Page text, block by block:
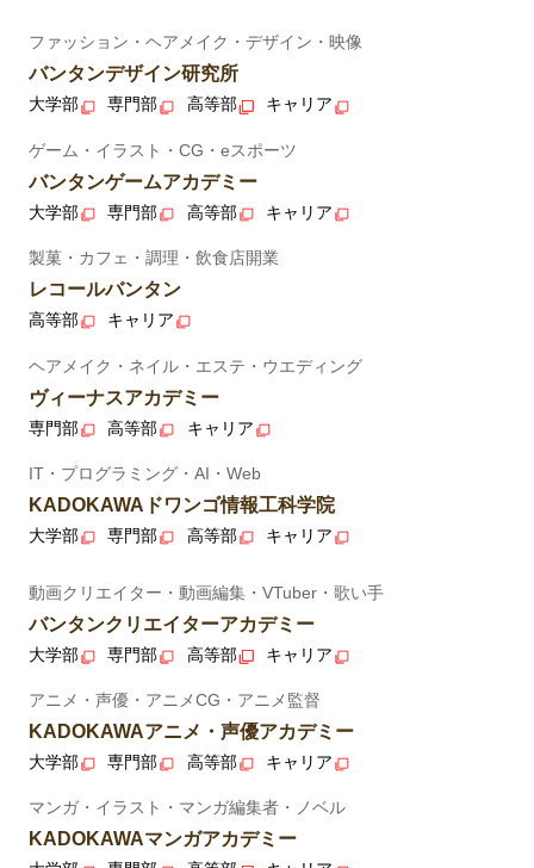
ファッション・ヘアメイク・デザイン・映像
バンタンデザイン研究所
大学部 専門部 高等部 キャリア
ゲーム・イラスト・CG・eスポーツ
バンタンゲームアカデミー
大学部 専門部 高等部 キャリア
製菓・カフェ・調理・飲食店開業
レコールバンタン
高等部 キャリア
ヘアメイク・ネイル・エステ・ウエディング
ヴィーナスアカデミー
専門部 高等部 キャリア
IT・プログラミング・AI・Web
KADOKAWAドワンゴ情報工科学院
大学部 専門部 高等部 キャリア
動画クリエイター・動画編集・VTuber・歌い手
バンタンクリエイターアカデミー
大学部 専門部 高等部 キャリア
アニメ・声優・アニメCG・アニメ監督
KADOKAWAアニメ・声優アカデミー
大学部 専門部 高等部 キャリア
マンガ・イラスト・マンガ編集者・ノベル
KADOKAWAマンガアカデミー